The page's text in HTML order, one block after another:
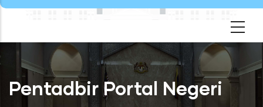
Pentadbir Portal Negeri